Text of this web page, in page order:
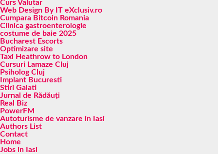
Curs Valutar
Web Design By IT eXclusiv.ro
Cumpara Bitcoin Romania
Clinica gastroenterologie
costume de baie 2025
Bucharest Escorts
Optimizare site
Taxi Heathrow to London
Cursuri Lamaze Cluj
Psiholog Cluj
Implant Bucuresti
Stiri Galati
Jurnal de Rădăuți
Real Biz
PowerFM
Autoturisme de vanzare in Iasi
Authors List
Contact
Home
Jobs in Iasi